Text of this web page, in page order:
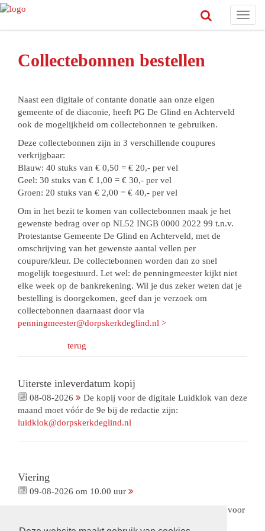
Collectebonnen bestellen
Naast een digitale of contante donatie aan onze eigen
gemeente of de diaconie, heeft PG De Glind en Achterveld
ook de mogelijkheid om collectebonnen te gebruiken.
Deze collectebonnen zijn in 3 verschillende coupures
verkrijgbaar:
Blauw: 40 stuks van € 0,50 = € 20,- per vel
Geel: 30 stuks van € 1,00 = € 30,- per vel
Groen: 20 stuks van € 2,00 = € 40,- per vel
Om in het bezit te komen van collectebonnen maak je het
gewenste bedrag over op NL52 INGB 0000 2022 99 t.n.v.
Protestantse Gemeente De Glind en Achterveld, met de
omschrijving van het gewenste aantal vellen per
coupure/kleur. De collectebonnen worden dan zo snel
mogelijk toegestuurd. Let wel: de penningmeester kijkt niet
elke week op de bankrekening. Wil je dus zeker weten dat je
bestelling is doorgekomen, geef dan je verzoek om
collectebonnen daarnaast door via
penningmeester@dorpskerkdeglind.nl >
terug
Uiterste inleverdatum kopij
08-08-2026
De kopij voor de digitale Luidklok van deze
maand moet vóór de 9e bij de redactie zijn:
luidklok@dorpskerkdeglind.nl
Viering
09-08-2026 om 10.00 uur
Viering met gemeenteleden als voorganger. Met collecte voor